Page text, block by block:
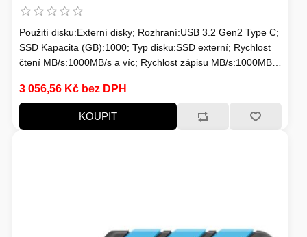
Použití disku:Externí disky; Rozhraní:USB 3.2 Gen2 Type C;
SSD Kapacita (GB):1000; Typ disku:SSD externí; Rychlost
čtení MB/s:1000MB/s a víc; Rychlost zápisu MB/s:1000MB/s
3 056,56 Kč bez DPH
KOUPIT